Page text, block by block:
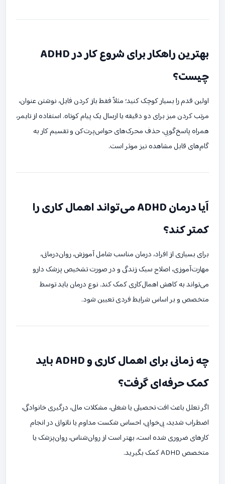
بهترین راهکار برای شروع کار در ADHD
چیست؟
اولین قدم را بسیار کوچک کنید؛ مثلاً فقط باز کردن فایل، نوشتن عنوان،
مرتب کردن میز برای دو دقیقه یا ارسال یک پیام کوتاه. استفاده از تایمر،
همراه پاسخ‌گویی، حذف محرک‌های حواس‌پرت‌کن و تقسیم کار به
گام‌های قابل مشاهده نیز موثر است.
آیا درمان ADHD می‌تواند اهمال کاری را
کمتر کند؟
برای بسیاری از افراد، درمان مناسب شامل آموزش، روان‌درمانی،
مهارت‌آموزی، اصلاح سبک زندگی و در صورت تشخیص پزشک دارو
می‌تواند به کاهش اهمال‌کاری کمک کند. نوع درمان باید توسط
متخصص و بر اساس شرایط فردی تعیین شود.
چه زمانی برای اهمال کاری و ADHD باید
کمک حرفه‌ای گرفت؟
اگر تعلل باعث افت تحصیلی یا شغلی، مشکلات مالی، درگیری خانوادگی،
اضطراب شدید، بی‌خوابی، احساس شکست مداوم یا ناتوانی در انجام
کارهای ضروری شده است، بهتر است از روان‌شناس، روان‌پزشک یا
متخصص ADHD کمک بگیرید.